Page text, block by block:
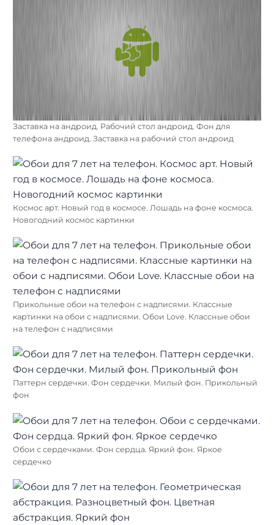
Заставка на андроид. Рабочий стол андроид. Фон для
телефона андроид. Заставка на рабочий стол андроид
Космос арт. Новый год в космосе. Лошадь на фоне космоса.
Новогодний космос картинки
Прикольные обои на телефон с надписями. Классные
картинки на обои с надписями. Обои Love. Классные обои
на телефон с надписями
Паттерн сердечки. Фон сердечки. Милый фон. Прикольный
фон
Обои с сердечками. Фон сердца. Яркий фон. Яркое
сердечко